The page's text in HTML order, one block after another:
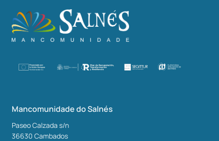
Mancomunidade do Salnés
Paseo Calzada s/n
36630 Cambados